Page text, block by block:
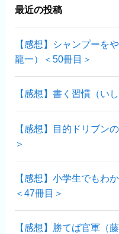
最近の投稿
【感想】シャンプーを
龍一）＜50冊目＞
【感想】書く習慣（い
【感想】目的ドリブン
＞
【感想】小学生でもわ
＜47冊目＞
【感想】勝てば官軍（